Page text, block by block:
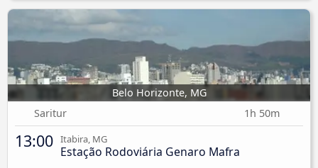
Belo Horizonte, MG
Saritur
1h 50m
13:00 Itabira, MG
Estação Rodoviária Genaro Mafra